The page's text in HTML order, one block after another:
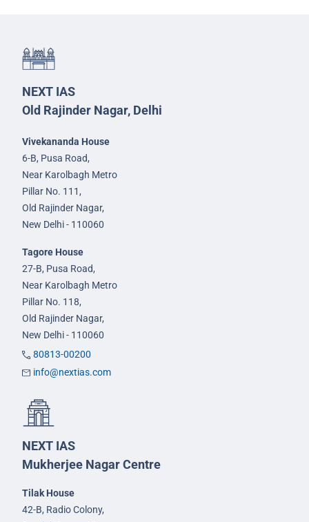
NEXT IAS
Old Rajinder Nagar, Delhi
Vivekananda House
6-B, Pusa Road,
Near Karolbagh Metro
Pillar No. 111,
Old Rajinder Nagar,
New Delhi - 110060
Tagore House
27-B, Pusa Road,
Near Karolbagh Metro
Pillar No. 118,
Old Rajinder Nagar,
New Delhi - 110060
80813-00200
info@nextias.com
NEXT IAS
Mukherjee Nagar Centre
Tilak House
42-B, Radio Colony,